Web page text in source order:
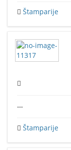
Štamparije
---
Štamparije